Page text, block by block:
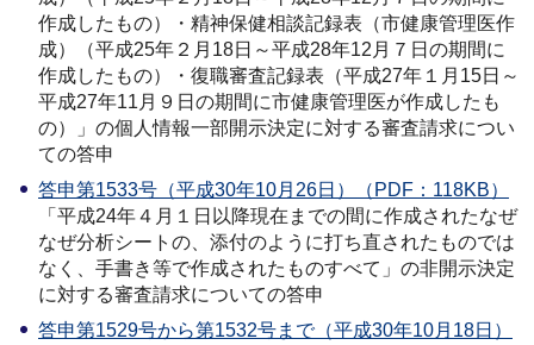
作成したもの）・精神保健相談記録表（市健康管理医作
成）（平成25年２月18日～平成28年12月７日の期間に
作成したもの）・復職審査記録表（平成27年１月15日～
平成27年11月９日の期間に市健康管理医が作成したも
の）」の個人情報一部開示決定に対する審査請求につい
ての答申
答申第1533号（平成30年10月26日）（PDF：118KB）
「平成24年４月１日以降現在までの間に作成されたなぜ
なぜ分析シートの、添付のように打ち直されたものでは
なく、手書き等で作成されたものすべて」の非開示決定
に対する審査請求についての答申
答申第1529号から第1532号まで（平成30年10月18日）